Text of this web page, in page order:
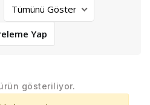
Yap
gösteriliyor.